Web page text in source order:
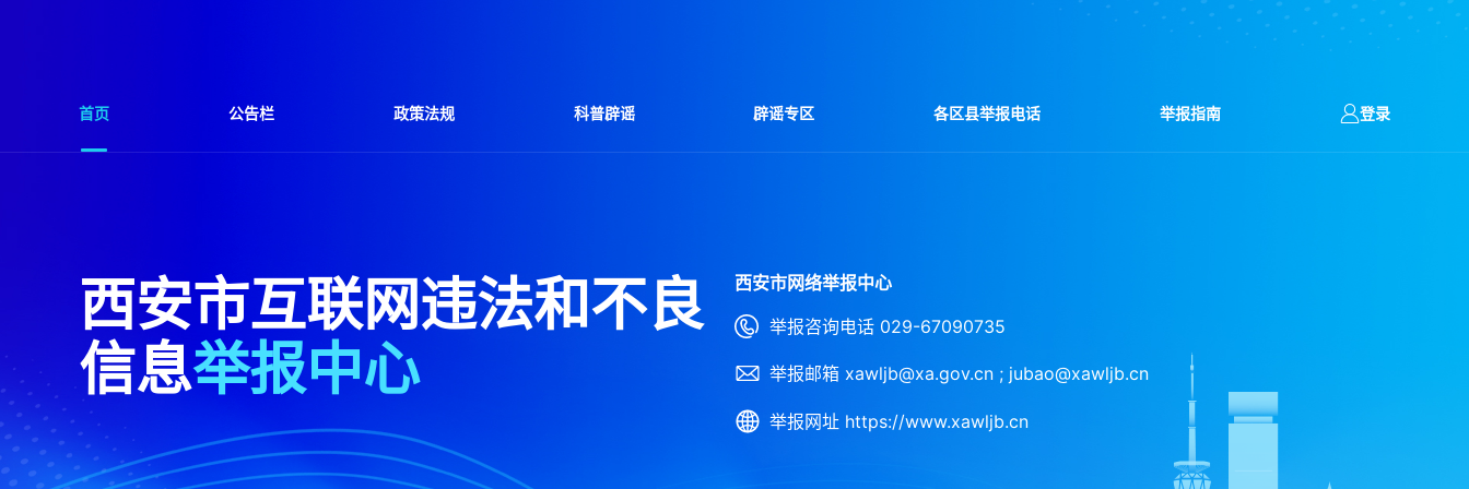
首页 公告栏 政策法规 科普辟谣 辟谣专区 各区县举报电话 举报指南 登录
西安市互联网违法和不良
信息举报中心
西安市网络举报中心
举报咨询电话 029-67090735
举报邮箱 xawljb@xa.gov.cn ; jubao@xawljb.cn
举报网址 https://www.xawljb.cn